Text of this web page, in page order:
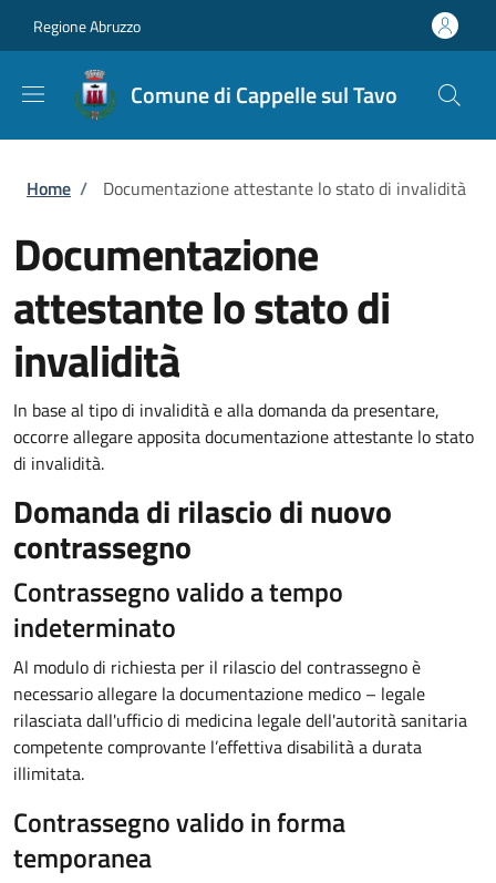
Regione Abruzzo
Comune di Cappelle sul Tavo
Briciole di pane
Home / Documentazione attestante lo stato di invalidità
Documentazione
attestante lo stato di
invalidità
In base al tipo di invalidità e alla domanda da presentare,
occorre allegare apposita documentazione attestante lo stato
di invalidità.
Domanda di rilascio di nuovo
contrassegno
Contrassegno valido a tempo
indeterminato
Al modulo di richiesta per il rilascio del contrassegno è
necessario allegare la documentazione medico – legale
rilasciata dall'ufficio di medicina legale dell'autorità sanitaria
competente comprovante l’effettiva disabilità a durata
illimitata.
Contrassegno valido in forma
temporanea